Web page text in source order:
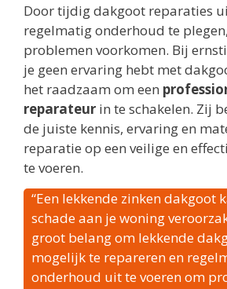
Door tijdig dakgoot reparaties
regelmatig onderhoud te
problemen voorkomen. Bij
je geen ervaring hebt met
het raadzaam om een
reparateur in te schakelen. Zij
de juiste kennis, ervaring en
reparatie op een veilige en
te voeren.
“Een lekkende zinken dakgoot
schade aan je woning
groot belang om lekkende
mogelijk te repareren en
onderhoud uit te voeren om